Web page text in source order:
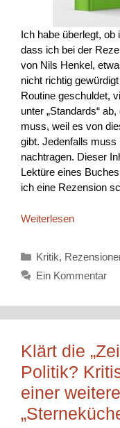
Ich habe überlegt,
dass ich bei der
von Nils Henkel,
nicht richtig
Routine geschuldet,
unter „Standards“
muss, weil es von
gibt. Jedenfalls
nachtragen. Dieser
Lektüre eines
ich eine Rezension
Weiterlesen
Kategorien
Kritik,
Ein Kommentar
Klärt die
Politik?
einer